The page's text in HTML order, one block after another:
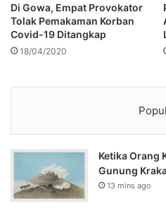
Di Gowa, Empat Provokator
Tolak Pemakaman Korban
Covid-19 Ditangkap
18/04/2020
Ketika Orang
Gunung
13 mins ago